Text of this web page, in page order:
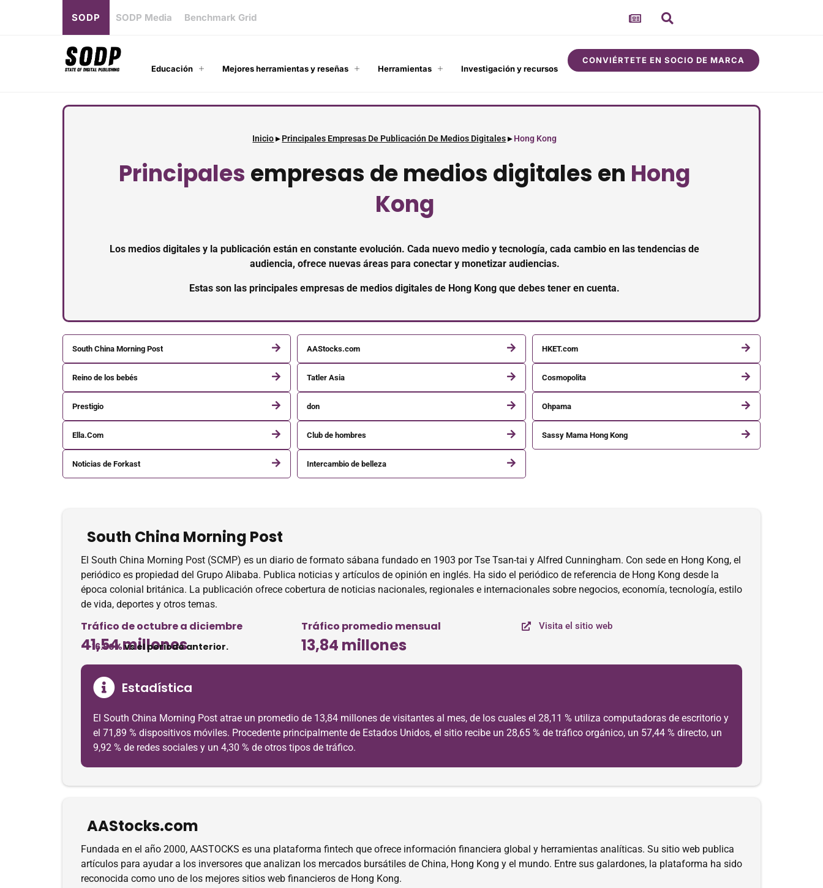
SODP SODP Media Benchmark Grid
Educación Mejores herramientas y reseñas Herramientas Investigación y recursos
CONVIÉRTETE EN SOCIO DE MARCA
Inicio▸Principales Empresas De Publicación De Medios Digitales▸Hong Kong
Principales empresas de medios digitales en Hong
Kong
Los medios digitales y la publicación están en constante evolución. Cada nuevo medio y tecnología, cada cambio en las tendencias de
audiencia, ofrece nuevas áreas para conectar y monetizar audiencias.
Estas son las principales empresas de medios digitales de Hong Kong que debes tener en cuenta.
South China Morning Post AAStocks.com HKET.com
Reino de los bebés Tatler Asia Cosmopolita
Prestigio don Ohpama
Ella.Com Club de hombres Sassy Mama Hong Kong
Noticias de Forkast Intercambio de belleza
South China Morning Post
El South China Morning Post (SCMP) es un diario de formato sábana fundado en 1903 por Tse Tsan-tai y Alfred Cunningham. Con sede en Hong Kong, el
periódico es propiedad del Grupo Alibaba. Publica noticias y artículos de opinión en inglés. Ha sido el periódico de referencia de Hong Kong desde la
época colonial británica. La publicación ofrece cobertura de noticias nacionales, regionales e internacionales sobre negocios, economía, tecnología, estilo
de vida, deportes y otros temas.
Tráfico de octubre a diciembre
41,54 millones
-16.90%vs el periodo anterior.
Tráfico promedio mensual
13,84 millones
Visita el sitio web
Estadística
El South China Morning Post atrae un promedio de 13,84 millones de visitantes al mes, de los cuales el 28,11 % utiliza computadoras de escritorio y
el 71,89 % dispositivos móviles. Procedente principalmente de Estados Unidos, el sitio recibe un 28,65 % de tráfico orgánico, un 57,44 % directo, un
9,92 % de redes sociales y un 4,30 % de otros tipos de tráfico.
AAStocks.com
Fundada en el año 2000, AASTOCKS es una plataforma fintech que ofrece información financiera global y herramientas analíticas. Su sitio web publica
artículos para ayudar a los inversores que analizan los mercados bursátiles de China, Hong Kong y el mundo. Entre sus galardones, la plataforma ha sido
reconocida como uno de los mejores sitios web financieros de Hong Kong.